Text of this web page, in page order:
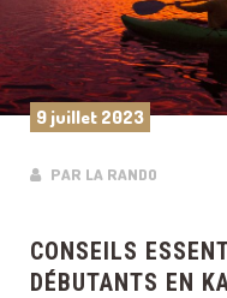
9 juillet 2023
PAR LA RANDO
CONSEILS
DÉBUTANTS EN